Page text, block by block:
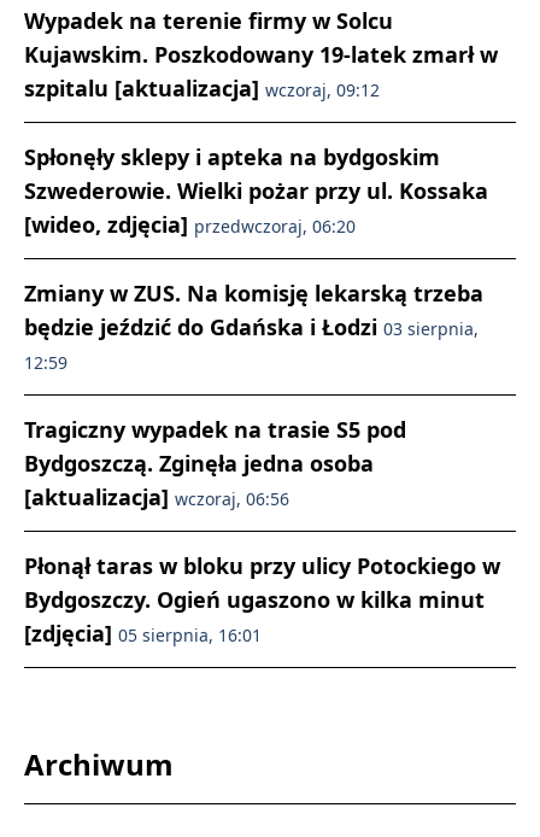
Wypadek na terenie firmy w Solcu
Kujawskim. Poszkodowany 19-latek zmarł w
szpitalu [aktualizacja] wczoraj, 09:12
Spłonęły sklepy i apteka na bydgoskim
Szwederowie. Wielki pożar przy ul. Kossaka
[wideo, zdjęcia] przedwczoraj, 06:20
Zmiany w ZUS. Na komisję lekarską trzeba
będzie jeździć do Gdańska i Łodzi 03 sierpnia,
12:59
Tragiczny wypadek na trasie S5 pod
Bydgoszczą. Zginęła jedna osoba
[aktualizacja] wczoraj, 06:56
Płonął taras w bloku przy ulicy Potockiego w
Bydgoszczy. Ogień ugaszono w kilka minut
[zdjęcia] 05 sierpnia, 16:01
Archiwum